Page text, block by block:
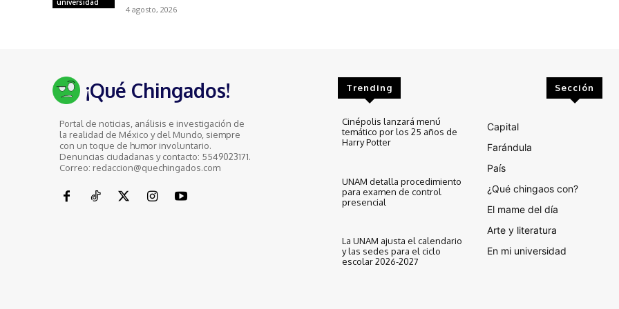
universidad
4 agosto, 2026
¡Qué Chingados!
Portal de noticias, análisis e investigación de
la realidad de México y del Mundo, siempre
con un toque de humor involuntario.
Denuncias ciudadanas y contacto: 5549023171.
Correo: redaccion@quechingados.com
Trending
Cinépolis lanzará menú
temático por los 25 años de
Harry Potter
UNAM detalla procedimiento
para examen de control
presencial
La UNAM ajusta el calendario
y las sedes para el ciclo
escolar 2026-2027
Sección
Capital
Farándula
País
¿Qué chingaos con?
El mame del día
Arte y literatura
En mi universidad